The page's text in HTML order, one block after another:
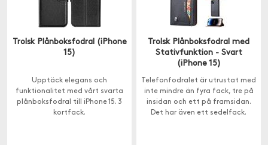
Trolsk Plånboksfodral (iPhone
15)
Upptäck elegans och
funktionalitet med vårt svarta
plånboksfodral till iPhone 15. 3
kortfack.
Trolsk Plånboksfodral med
Stativfunktion - Svart
(iPhone 15)
Telefonfodralet är utrustat med
inte mindre än fyra fack, tre på
insidan och ett på framsidan.
Det har även ett sedelfack.